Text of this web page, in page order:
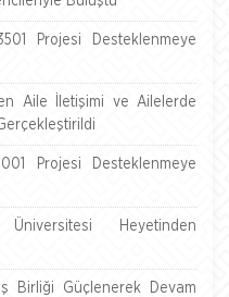
Projesi Desteklenmeye
Aile İletişimi ve Ailelerde
Projesi Desteklenmeye
Heyetinden
Birliği Güçlenerek Devam